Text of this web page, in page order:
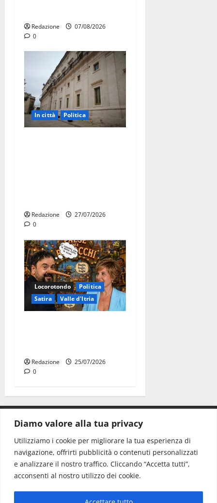
Diamo valore alla tua privacy
Utilizziamo i cookie per migliorare la tua esperienza di
navigazione, offrirti pubblicità o contenuti personalizzati
e analizzare il nostro traffico. Cliccando “Accetta tutti”,
acconsenti al nostro utilizzo dei cookie.
Redazione
07/08/2026
0
In città Politica
Redazione
27/07/2026
0
Locorotondo
Politica
Satira
Valle d'Itria
Redazione
25/07/2026
0
Redazione: redazione@www.martinasera.it
Direttore:direttore@www.martinasera.it
Info & Commerciale:info@www.martinasera.it